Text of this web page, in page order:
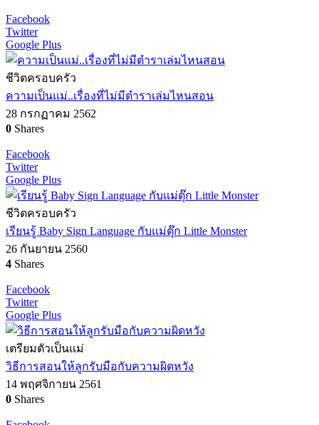
Facebook
Twitter
Google Plus
ชีวิตครอบครัว
ความเป็นแม่..เรื่องที่ไม่มีตำราเล่มไหนสอน
28 กรกฏาคม 2562
0 Shares
Facebook
Twitter
Google Plus
ชีวิตครอบครัว
เรียนรู้ Baby Sign Language กับแม่ตุ๊ก Little Monster
26 กันยายน 2560
4 Shares
Facebook
Twitter
Google Plus
เตรียมตัวเป็นแม่
วิธีการสอนให้ลูกรับมือกับความผิดหวัง
14 พฤศจิกายน 2561
0 Shares